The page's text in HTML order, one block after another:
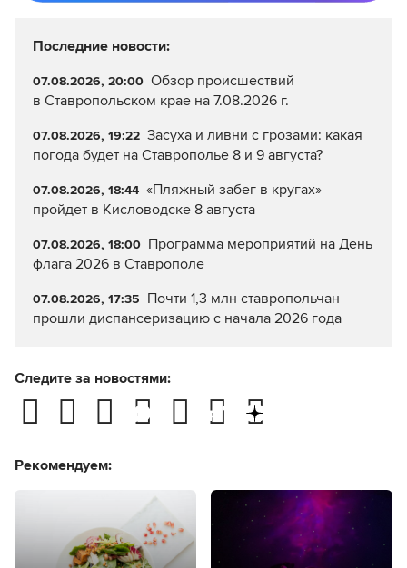
Последние новости:
07.08.2026, 20:00 Обзор происшествий
в Ставропольском крае на 7.08.2026 г.
07.08.2026, 19:22 Засуха и ливни с грозами: какая
погода будет на Ставрополье 8 и 9 августа?
07.08.2026, 18:44 «Пляжный забег в кругах»
пройдет в Кисловодске 8 августа
07.08.2026, 18:00 Программа мероприятий на День
флага 2026 в Ставрополе
07.08.2026, 17:35 Почти 1,3 млн ставропольчан
прошли диспансеризацию с начала 2026 года
Следите за новостями:
Рекомендуем: